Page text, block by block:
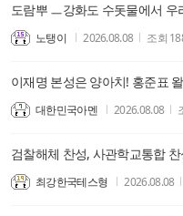
도람뿌 ㅡ강화도 수돗물에서 우
노탱이 2026.08.08 조회
대한민국아멘 2026.08.08
검찰해체 찬성, 사관학교통합
최강한국테스형 2026.08.08